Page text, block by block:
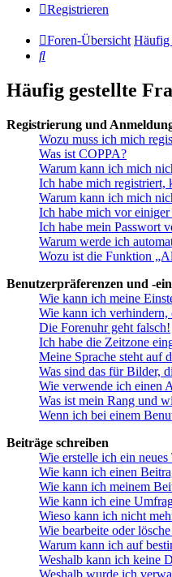
Registrieren
Foren-Übersicht Häufig
Suche
Häufig gestellte
Registrierung und
Wozu muss ich mich
Was ist COPPA?
Warum kann ich mich
Ich habe mich registriert,
Warum kann ich mich
Ich habe mich vor
Ich habe mein Passwort
Warum werde ich
Wozu ist die Funktion
Benutzerpräferenzen und -
Wie kann ich meine
Wie kann ich verhindern,
Die Forenuhr geht falsch!
Ich habe die Zeitzone
Meine Sprache steht auf
Was sind das für Bilder,
Wie verwende ich einen
Was ist mein Rang und
Wenn ich bei einem
Beiträge schreiben
Wie erstelle ich ein
Wie kann ich einen
Wie kann ich meinem
Wie kann ich eine
Wieso kann ich nicht
Wie bearbeite oder
Warum kann ich auf
Weshalb kann ich keine